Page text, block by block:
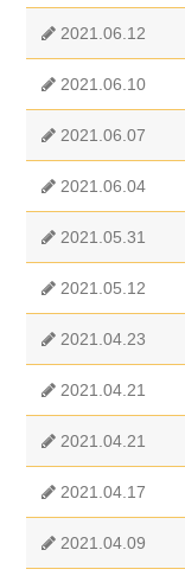
2021.06.12
2021.06.10
2021.06.07
2021.06.04
2021.05.31
2021.05.12
2021.04.23
2021.04.21
2021.04.21
2021.04.17
2021.04.09